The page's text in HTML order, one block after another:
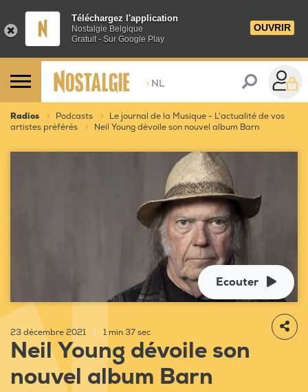
Téléchargez l'application
Nostalgie Belgique
Gratuit - Sur Google Play
OUVRIR
> NL
Radios Podcasts
Le journal de la Musique - L'actualité de vos
artistes préférés
Neil Young dévoile son nouvel album Barn
Ecouter
23 décembre 2021 1 min 37 sec
Neil Young dévoile son
nouvel album Barn